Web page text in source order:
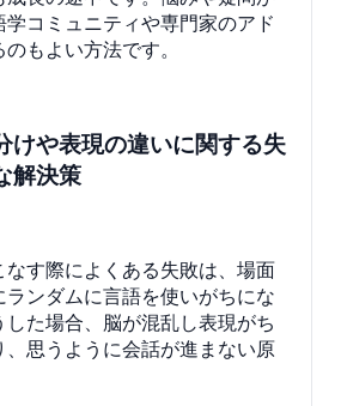
コミュニティや専門家のアド
もよい方法です。
けや表現の違いに関する失
解決策
す際によくある失敗は、場面
ンダムに言語を使いがちにな
した場合、脳が混乱し表現がち
、思うように会話が進まない原